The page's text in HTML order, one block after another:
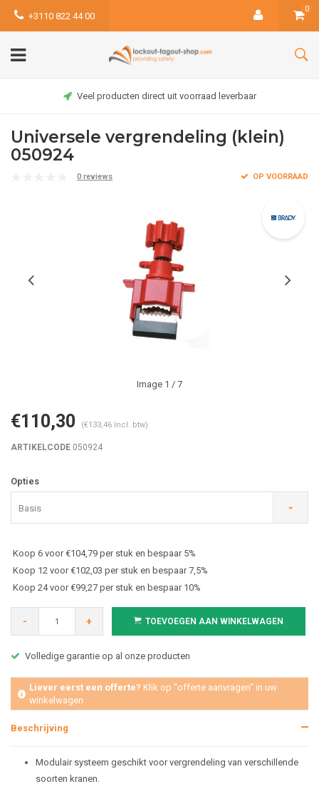
+3110 822 44 00
0
Veel producten direct uit voorraad leverbaar
Universele vergrendeling (klein)
050924
0 reviews OP VOORRAAD
Image 1 / 7
€110,30 (€133,46 Incl. btw)
ARTIKELCODE 050924
Opties
Basis
Koop 6 voor €104,79 per stuk en bespaar 5%
Koop 12 voor €102,03 per stuk en bespaar 7,5%
Koop 24 voor €99,27 per stuk en bespaar 10%
- + TOEVOEGEN AAN WINKELWAGEN
Volledige garantie op al onze producten
Liever eerst een offerte? Klik op "offerte aanvragen" in uw
winkelwagen
Beschrijving
Modulair systeem geschikt voor vergrendeling van verschillende
soorten kranen.